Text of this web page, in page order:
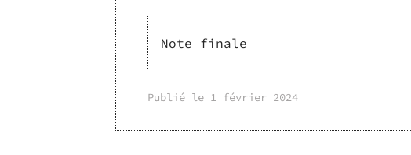
Note finale
Publié le 1 février 2024